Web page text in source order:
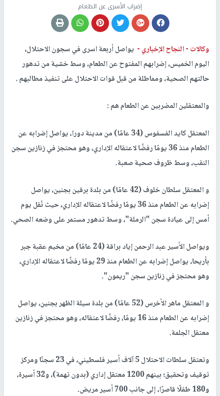
إضراب الأسرى عن الطعام
وكالات -النجاح الإخباري - يواصل أربعة اسرى في سجون الاحتلال،
اليوم الخميس، إضرابهم المفتوح عن الطعام، وسط خشية من تدهور
حالتهم الصحية، ومماطلة من قبل قوات الاحتلال على تنفيذ مطالبهم .
والمعتقلين المضربين عن الطعام هم :
المعتقل كايد الفسفوس (34 عامًا) من مدينة دورا، يواصل إضرابه عن
الطعام منذ 36 يومًا رفضًا لاعتقاله الإداري، وهو محتجز في زنازين سجن
النقب، وسط ظروف صحية صعبة.
و المعتقل سلطان خلوف (42 عامًا) من بلدة برقين بجنين، يواصل
إضرابه عن الطعام منذ 36 يومًا رفضًا لاعتقاله الإداري، حيث نُقل يوم
أمس إلى عيادة سجن "الرملة"، وسط تدهور مستمر على وضعه الصحي.
ويواصل الأسير عبد الرحمن إياد براقة (24 عامًا) من مخيم عقبة جبر
بأريحا، يواصل إضرابه عن الطعام منذ 29 يومًا رفضًا لاعتقاله الإداري،
وهو محتجز في زنازين سجن "ريمون".
و المعتقل ماهر الأخرس (52 عامًا) من بلدة سيلة الظهر بجنين، يواصل
إضرابه عن الطعام منذ 16 يومًا، رفضًا لاعتقاله، وهو محتجز في زنازين
معتقل الجلمة.
وتعتقل سلطات الاحتلال 5 آلاف أسير فلسطيني، في 23 سجنًا ومركز
توقيف وتحقيق؛ بينهم 1200 معتقل إداري (بدون تهمة)، و32 أسيرة،
و180 طفلًا قاصرًا، إلى جانب 700 أسير مريض.